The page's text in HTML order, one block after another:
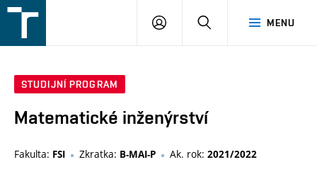
v
MENU
PŘIHLÁŠENÍ
STUDIJNÍ PROGRAM
Matematické inženýrství
Fakulta: FSI Zkratka: B-MAI-P Ak. rok: 2021/2022